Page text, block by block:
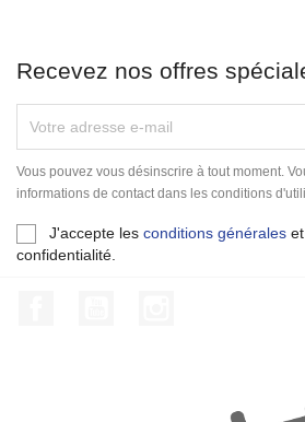
Recevez nos offres
Vous pouvez vous désinscrire à tout moment.
informations de contact dans les conditions
J'accepte les conditions générales
confidentialité.